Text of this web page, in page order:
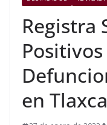
Registra
en